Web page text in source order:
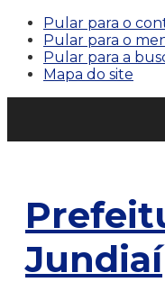
Pular para o
Pular para o
Pular para a
Mapa do site
Jundiaí